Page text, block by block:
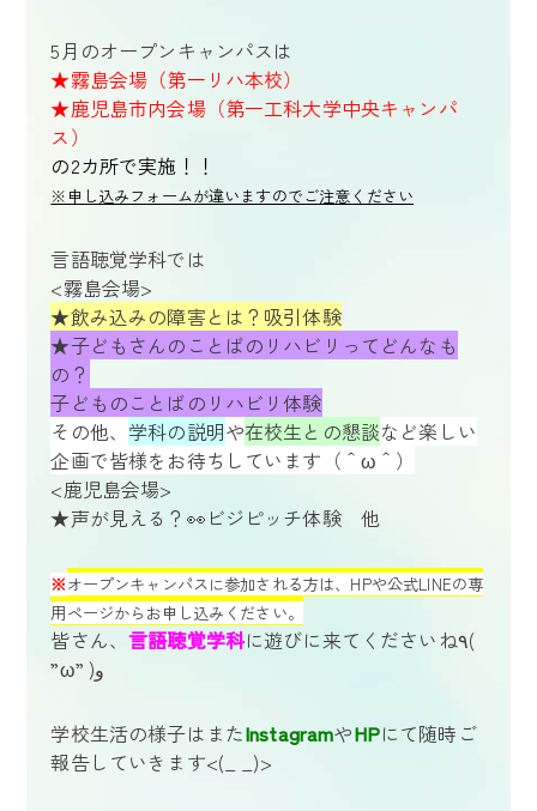
5月のオープンキャンパスは
★霧島会場（第一リハ本校）
★鹿児島市内会場（第一工科大学中央キャンパ
ス）
の2カ所で実施！！
※申し込みフォームが違いますのでご注意ください
言語聴覚学科では
<霧島会場>
★飲み込みの障害とは？吸引体験
★子どもさんのことばのリハビリってどんなも
の？
子どものことばのリハビリ体験
その他、 学科の説明や在校生との懇談など楽しい
企画で皆様をお待ちしています（＾ω＾）
<鹿児島会場>
★声が見える？👀ビジピッチ体験 他
※オープンキャンパスに参加される方は、HPや公式LINEの専
用ページからお申し込みください。
皆さん、言語聴覚学科に遊びに来てくださいね٩(
”ω” )و
学校生活の様子はまたInstagramやHPにて随時ご
報告していきます<(_ _)>